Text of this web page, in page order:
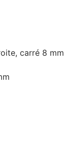
carré 8 mm